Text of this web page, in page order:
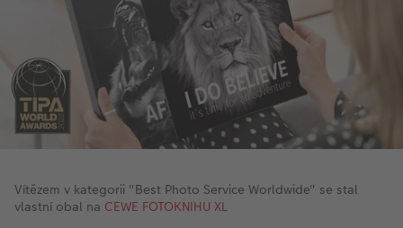
Vítězem v kategorii "Best Photo Service Worldwide" se stal
vlastní obal na CEWE FOTOKNIHU XL